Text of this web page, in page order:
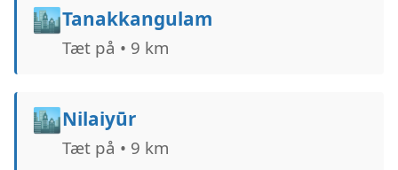
🏙️Tanakkangulam
Tæt på • 9 km
🏙️Nilaiyūr
Tæt på • 9 km